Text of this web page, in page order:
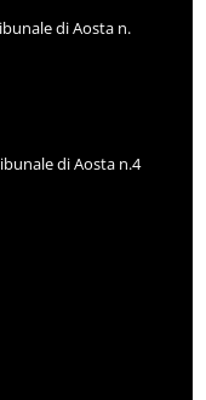
di Aosta n.
di Aosta n.4